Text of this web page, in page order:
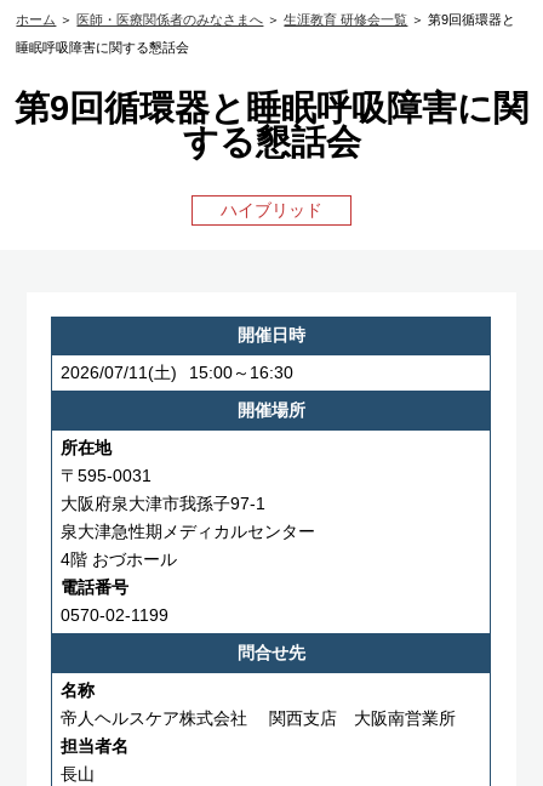
ホーム ＞医師・医療関係者のみなさまへ ＞生涯教育 研修会一覧 ＞ 第9回循環器と
睡眠呼吸障害に関する懇話会
第9回循環器と睡眠呼吸障害に関
する懇話会
ハイブリッド
開催日時
2026/07/11(土)
15:00～16:30
開催場所
所在地
〒595-0031
大阪府泉大津市我孫子97-1
泉大津急性期メディカルセンター
4階 おづホール
電話番号
0570-02-1199
問合せ先
名称
帝人ヘルスケア株式会社 関西支店 大阪南営業所
担当者名
長山